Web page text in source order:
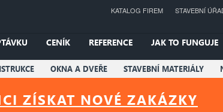
KATALOG FIREM STAVEBNÍ
CENÍK REFERENCE JAK TO FUNGUJE
OKNA A DVEŘE STAVEBNÍ MATERIÁLY
ZÍSKAT NOVÉ ZAKÁZKY